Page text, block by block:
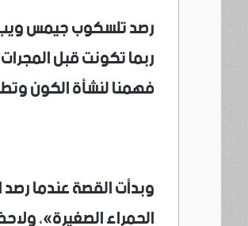
رصد تلسكوب جيمس
ربما تكونت قبل
فهمنا لنشأة الكون